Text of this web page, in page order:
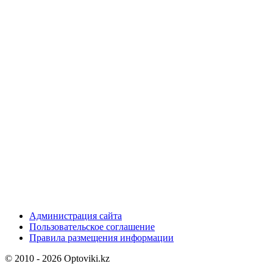
Администрация сайта
Пользовательское соглашение
Правила размещения информации
© 2010 - 2026 Optoviki.kz